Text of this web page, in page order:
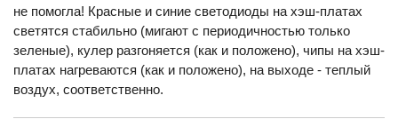
не помогла! Красные и синие светодиоды на хэш-платах
светятся стабильно (мигают с периодичностью только
зеленые), кулер разгоняется (как и положено), чипы на хэш-
платах нагреваются (как и положено), на выходе - теплый
воздух, соответственно.